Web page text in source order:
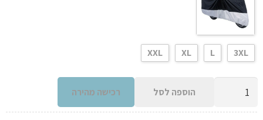
3XL
L
XL
XXL
הוספה לסל רכישה מהירה